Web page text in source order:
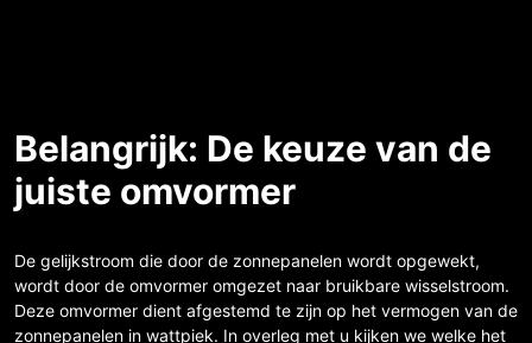
Belangrijk: De keuze van de
juiste omvormer
De gelijkstroom die door de zonnepanelen wordt opgewekt,
wordt door de omvormer omgezet naar bruikbare wisselstroom.
Deze omvormer dient afgestemd te zijn op het vermogen van de
zonnepanelen in wattpiek. In overleg met u kijken we welke het